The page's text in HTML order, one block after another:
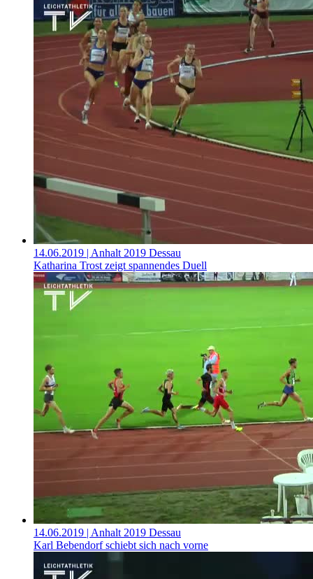
14.06.2019 | Anhalt 2019 Dessau
Katharina Trost zeigt spannendes Duell
14.06.2019 | Anhalt 2019 Dessau
Karl Bebendorf schiebt sich nach vorne